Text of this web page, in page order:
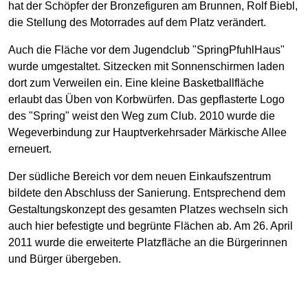
hat der Schöpfer der Bronzefiguren am Brunnen, Rolf Biebl,
die Stellung des Motorrades auf dem Platz verändert.
Auch die Fläche vor dem Jugendclub "SpringPfuhlHaus"
wurde umgestaltet. Sitzecken mit Sonnen­schirmen laden
dort zum Verweilen ein. Eine kleine Basketballfläche
erlaubt das Üben von Korbwürfen. Das gepflasterte Logo
des "Spring" weist den Weg zum Club. 2010 wurde die
Wegeverbindung zur Hauptverkehrsader Märkische Allee
erneuert.
Der südliche Bereich vor dem neuen Einkaufszentrum
bildete den Abschluss der Sanierung. Entsprechend dem
Gestaltungskonzept des gesamten Platzes wechseln sich
auch hier befestigte und begrünte Flächen ab. Am 26. April
2011 wurde die erweiterte Platzfläche an die Bürgerinnen
und Bürger übergeben.